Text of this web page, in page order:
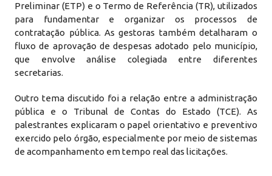
Preliminar (ETP) e o Termo de Referência (TR), utilizados
para fundamentar e organizar os processos de
contratação pública. As gestoras também detalharam o
fluxo de aprovação de despesas adotado pelo município,
que envolve análise colegiada entre diferentes
secretarias.
Outro tema discutido foi a relação entre a administração
pública e o Tribunal de Contas do Estado (TCE). As
palestrantes explicaram o papel orientativo e preventivo
exercido pelo órgão, especialmente por meio de sistemas
de acompanhamento em tempo real das licitações.